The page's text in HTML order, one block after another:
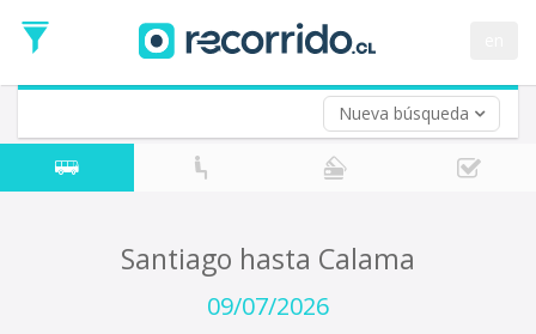
Nueva búsqueda
de
Ida
Vuelta (opcional)
Fecha
de
Santiago hasta Calama
09/07/2026